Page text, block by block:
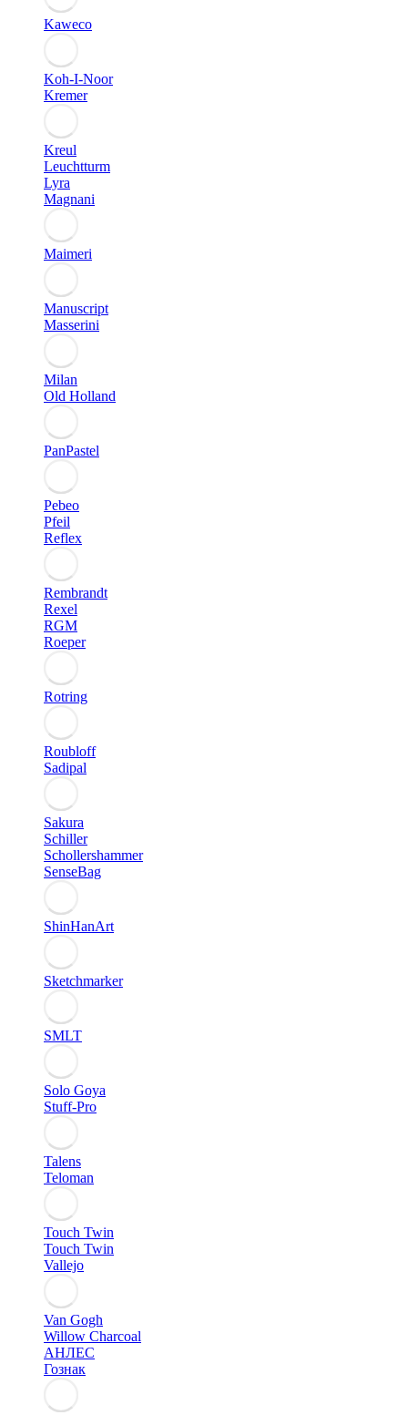
Kaweco
Koh-I-Noor
Kremer
Kreul
Leuchtturm
Lyra
Magnani
Maimeri
Manuscript
Masserini
Milan
Old Holland
PanPastel
Pebeo
Pfeil
Reflex
Rembrandt
Rexel
RGM
Roeper
Rotring
Roubloff
Sadipal
Sakura
Schiller
Schollershammer
SenseBag
ShinHanArt
Sketchmarker
SMLT
Solo Goya
Stuff-Pro
Talens
Teloman
Touch Twin
Touch Twin
Vallejo
Van Gogh
Willow Charcoal
АНЛЕС
Гознак